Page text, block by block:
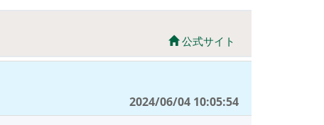
公式サイト
2024/06/04 10:05:54